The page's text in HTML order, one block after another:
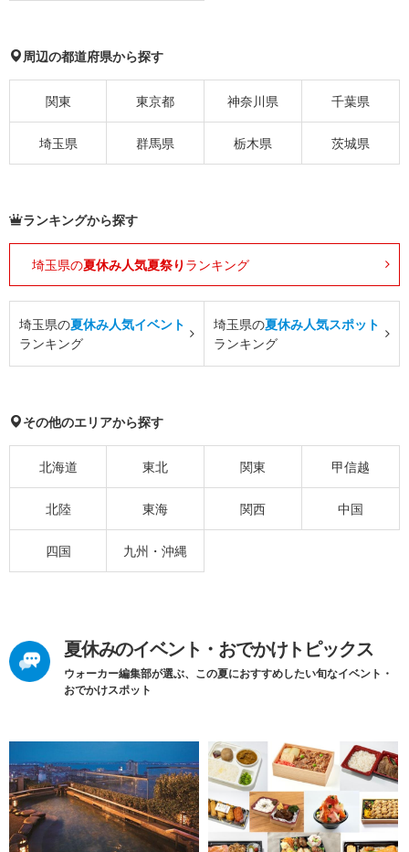
周辺の都道府県から探す
関東 東京都 神奈川県 千葉県
埼玉県 群馬県 栃木県 茨城県
ランキングから探す
埼玉県の夏休み人気夏祭り ランキング
埼玉県の夏休み人気イベント
ランキング
埼玉県の夏休み人気スポット
ランキング
その他のエリアから探す
北海道 東北 関東 甲信越
北陸 東海 関西 中国
四国 九州・沖縄
夏休みのイベント・おでかけトピックス
ウォーカー編集部が選ぶ、この夏におすすめしたい旬なイベント・
おでかけスポット